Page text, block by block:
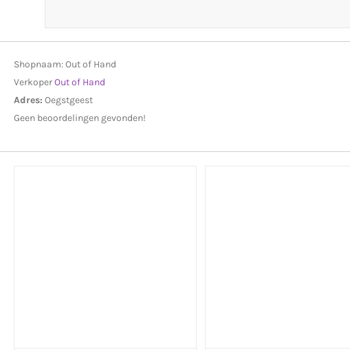
Shopnaam:Out of Hand
VerkoperOut of Hand
Adres: Oegstgeest
Geen beoordelingen gevonden!